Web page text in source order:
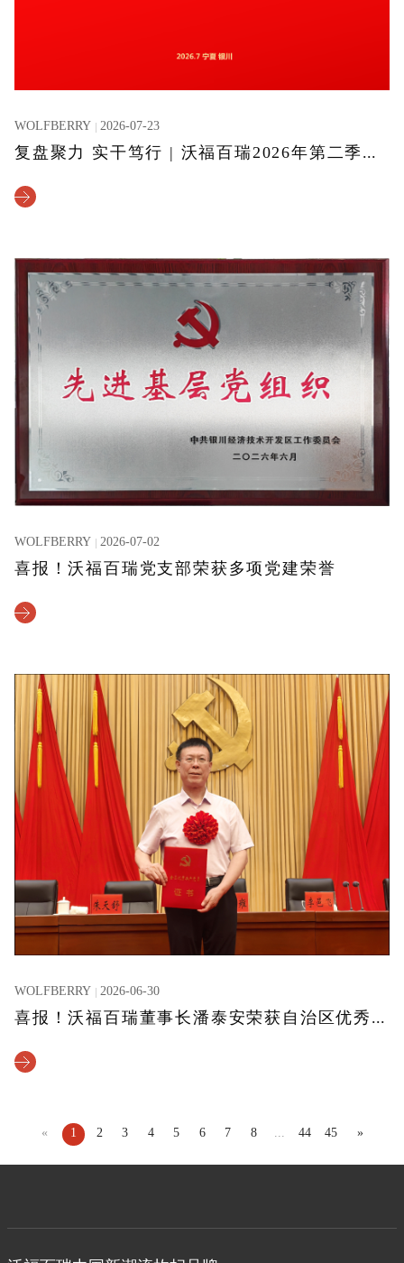
WOLFBERRY 2026-07-23
复盘聚力 实干笃行 | 沃福百瑞2026年第二季度述职大会圆满召开
WOLFBERRY 2026-07-02
喜报！沃福百瑞党支部荣获多项党建荣誉
WOLFBERRY 2026-06-30
喜报！沃福百瑞董事长潘泰安荣获自治区优秀共产党员
« 1 2 3 4 5 6 7 8 ... 44 45 »